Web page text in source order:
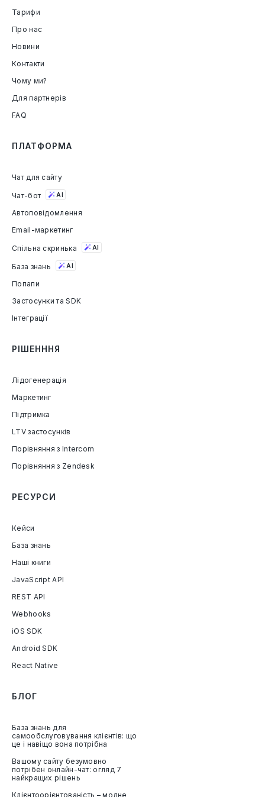
Тарифи
Про нас
Новини
Контакти
Чому ми?
Для партнерів
FAQ
ПЛАТФОРМА
Чат для сайту
Чат-бот AI
Автоповідомлення
Email-маркетинг
Спільна скринька AI
База знань AI
Попапи
Застосунки та SDK
Інтеграції
РІШЕНННЯ
Лідогенерація
Маркетинг
Підтримка
LTV застосунків
Порівняння з Intercom
Порівняння з Zendesk
РЕСУРСИ
Кейси
База знань
Наші книги
JavaScript API
REST API
Webhooks
iOS SDK
Android SDK
React Native
БЛОГ
База знань для
самообслуговування клієнтів: що
це і навіщо вона потрібна
Вашому сайту безумовно
потрібен онлайн-чат: огляд 7
найкращих рішень
Клієнтоорієнтованість – модне